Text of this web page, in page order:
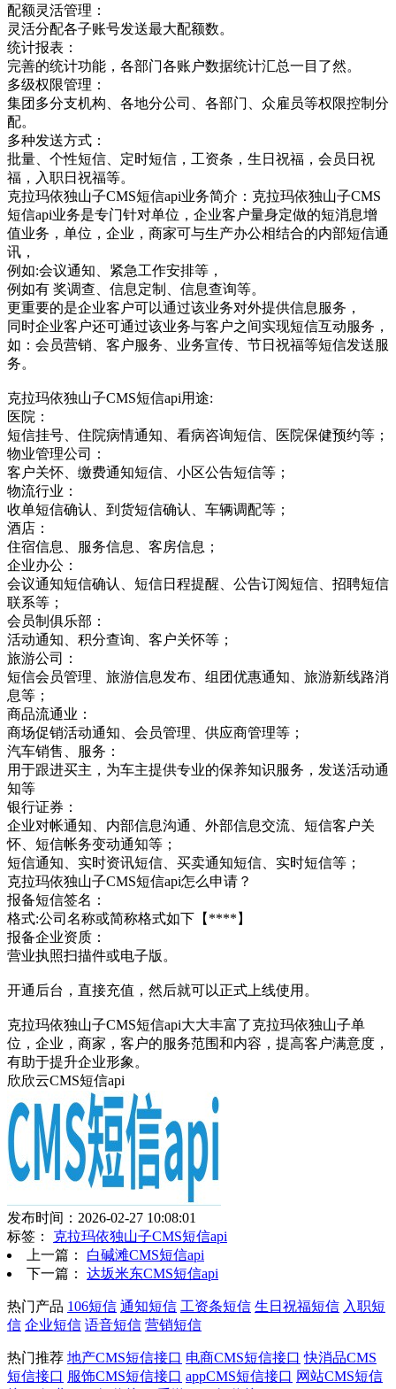
配额灵活管理：
灵活分配各子账号发送最大配额数。
统计报表：
完善的统计功能，各部门各账户数据统计汇总一目了然。
多级权限管理：
集团多分支机构、各地分公司、各部门、众雇员等权限控制分
配。
多种发送方式：
批量、个性短信、定时短信，工资条，生日祝福，会员日祝
福，入职日祝福等。
克拉玛依独山子CMS短信api业务简介：克拉玛依独山子CMS
短信api业务是专门针对单位，企业客户量身定做的短消息增
值业务，单位，企业，商家可与生产办公相结合的内部短信通
讯，
例如:会议通知、紧急工作安排等，
例如有 奖调查、信息定制、信息查询等。
更重要的是企业客户可以通过该业务对外提供信息服务，
同时企业客户还可通过该业务与客户之间实现短信互动服务，
如：会员营销、客户服务、业务宣传、节日祝福等短信发送服
务。
克拉玛依独山子CMS短信api用途:
医院：
短信挂号、住院病情通知、看病咨询短信、医院保健预约等；
物业管理公司：
客户关怀、缴费通知短信、小区公告短信等；
物流行业：
收单短信确认、到货短信确认、车辆调配等；
酒店：
住宿信息、服务信息、客房信息；
企业办公：
会议通知短信确认、短信日程提醒、公告订阅短信、招聘短信
联系等；
会员制俱乐部：
活动通知、积分查询、客户关怀等；
旅游公司：
短信会员管理、旅游信息发布、组团优惠通知、旅游新线路消
息等；
商品流通业：
商场促销活动通知、会员管理、供应商管理等；
汽车销售、服务：
用于跟进买主，为车主提供专业的保养知识服务，发送活动通
知等
银行证券：
企业对帐通知、内部信息沟通、外部信息交流、短信客户关
怀、短信帐务变动通知等；
短信通知、实时资讯短信、买卖通知短信、实时短信等；
克拉玛依独山子CMS短信api怎么申请？
报备短信签名：
格式:公司名称或简称格式如下【****】
报备企业资质：
营业执照扫描件或电子版。
开通后台，直接充值，然后就可以正式上线使用。
克拉玛依独山子CMS短信api大大丰富了克拉玛依独山子单
位，企业，商家，客户的服务范围和内容，提高客户满意度，
有助于提升企业形象。
欣欣云CMS短信api
发布时间：2026-02-27 10:08:01
标签： 克拉玛依独山子CMS短信api
上一篇： 白碱滩CMS短信api
下一篇： 达坂米东CMS短信api
热门产品 106短信 通知短信 工资条短信 生日祝福短信 入职短
信 企业短信 语音短信 营销短信
热门推荐 地产CMS短信接口 电商CMS短信接口 快消品CMS
短信接口 服饰CMS短信接口 appCMS短信接口 网站CMS短信